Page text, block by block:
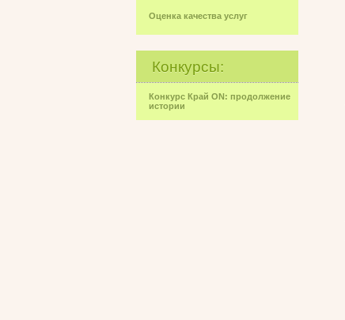
Оценка качества услуг
Конкурсы:
Конкурс Край ON: продолжение
истории